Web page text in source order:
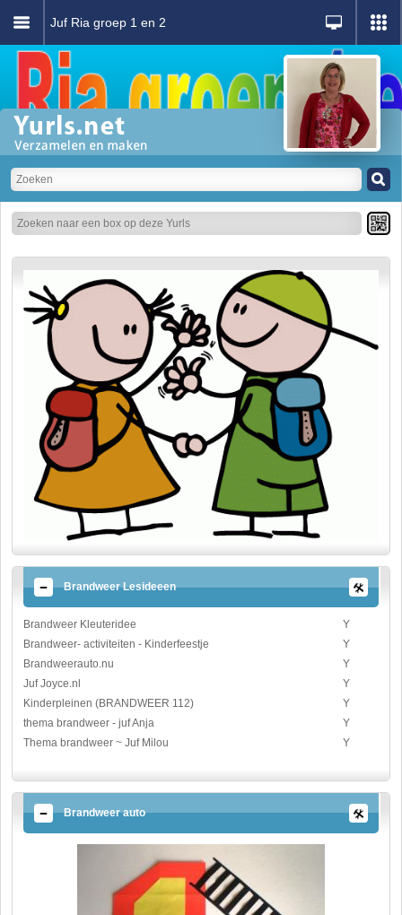
Juf Ria groep 1 en 2
Brandweer Lesideeen
Brandweer Kleuteridee
Y
Brandweer- activiteiten - Kinderfeestje
Y
Brandweerauto.nu
Y
Juf Joyce.nl
Y
Kinderpleinen (BRANDWEER 112)
Y
thema brandweer - juf Anja
Y
Thema brandweer ~ Juf Milou
Y
Brandweer auto